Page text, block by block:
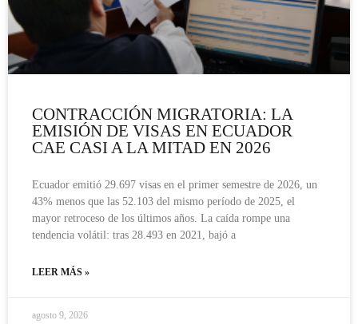
CONTRACCIÓN MIGRATORIA: LA
EMISIÓN DE VISAS EN ECUADOR
CAE CASI A LA MITAD EN 2026
Ecuador emitió 29.697 visas en el primer semestre de 2026, un
43% menos que las 52.103 del mismo período de 2025, el
mayor retroceso de los últimos años. La caída rompe una
tendencia volátil: tras 28.493 en 2021, bajó a
LEER MÁS »
agosto 9, 2026